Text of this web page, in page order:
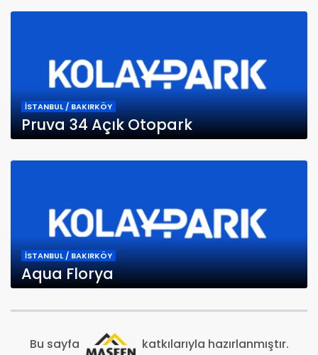
İSTANBUL / BAKIRKÖY
Pruva 34 Açık Otopark
İSTANBUL / BAKIRKÖY
Aqua Florya
Bu sayfa katkılarıyla hazırlanmıştır.